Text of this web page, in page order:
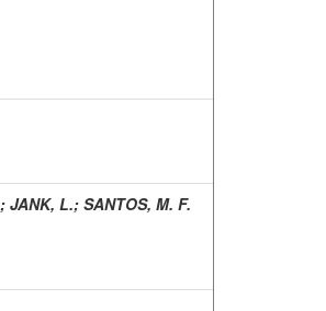
; JANK, L.; SANTOS, M. F.